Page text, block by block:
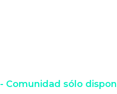
- Comunidad sólo